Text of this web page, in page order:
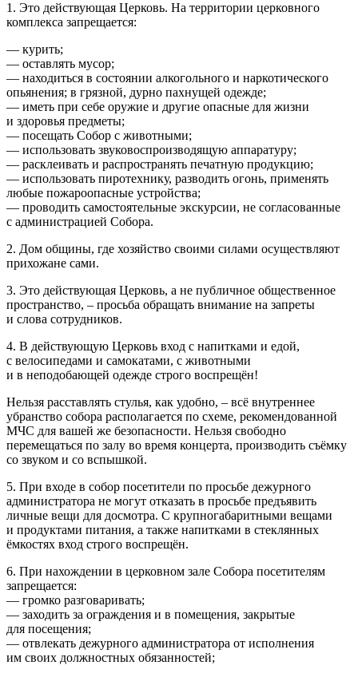
1. Это действующая Церковь. На территории церковного
комплекса запрещается:
— курить;
— оставлять мусор;
— находиться в состоянии алкогольного и наркотического
опьянения; в грязной, дурно пахнущей одежде;
— иметь при себе оружие и другие опасные для жизни
и здоровья предметы;
— посещать Собор с животными;
— использовать звуковоспроизводящую аппаратуру;
— расклеивать и распространять печатную продукцию;
— использовать пиротехнику, разводить огонь, применять
любые пожароопасные устройства;
— проводить самостоятельные экскурсии, не согласованные
с администрацией Собора.
2. Дом общины, где хозяйство своими силами осуществляют
прихожане сами.
3. Это действующая Церковь, а не публичное общественное
пространство, – просьба обращать внимание на запреты
и слова сотрудников.
4. В действующую Церковь вход с напитками и едой,
с велосипедами и самокатами, с животными
и в неподобающей одежде строго воспрещён!
Нельзя расставлять стулья, как удобно, – всё внутреннее
убранство собора располагается по схеме, рекомендованной
МЧС для вашей же безопасности. Нельзя свободно
перемещаться по залу во время концерта, производить съёмку
со звуком и со вспышкой.
5. При входе в собор посетители по просьбе дежурного
администратора не могут отказать в просьбе предъявить
личные вещи для досмотра. С крупногабаритными вещами
и продуктами питания, а также напитками в стеклянных
ёмкостях вход строго воспрещён.
6. При нахождении в церковном зале Собора посетителям
запрещается:
— громко разговаривать;
— заходить за ограждения и в помещения, закрытые
для посещения;
— отвлекать дежурного администратора от исполнения
им своих должностных обязанностей;